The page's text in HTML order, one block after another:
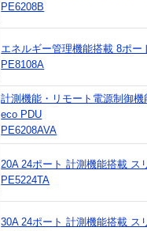
PE6208B
エネルギー管理機能搭載 8ポー
PE8108A
計測機能・リモート電源制御
eco PDU
PE6208AVA
20A 24ポート 計測機能搭載 ス
PE5224TA
30A 24ポート 計測機能搭載 ス